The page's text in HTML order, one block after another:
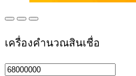
เครื่องคำนวณสินเชื่อ